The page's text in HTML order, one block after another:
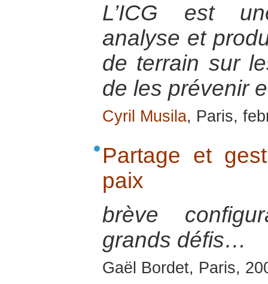
L’ICG est
analyse et
de terrain sur
de les prévenir
Cyril Musila, Paris,
Partage et
paix
brève
grands défis…
Gaël Bordet, Paris,